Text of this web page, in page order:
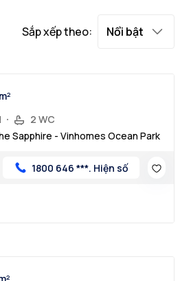
Sắp xếp theo: Nổi bật
2 WC
Sapphire - Vinhomes Ocean Park
1800 646 ***. Hiện số